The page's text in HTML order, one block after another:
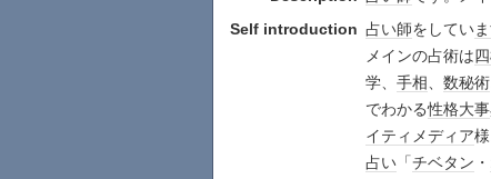
Self introduction 占い師をしてい
メインの占術は
学、 手相、 数秘術
でわかる性格大事
イティメディア様
占い 「チベタン ・